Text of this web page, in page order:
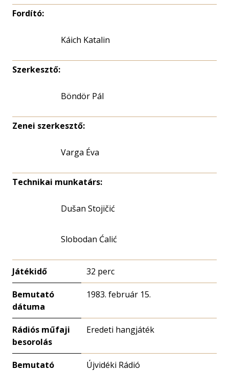
Fordító:
Káich Katalin
Szerkesztő:
Böndör Pál
Zenei szerkesztő:
Varga Éva
Technikai munkatárs:
Dušan Stojičić
Slobodan Ćalić
Játékidő 32 perc
Bemutató
dátuma
1983. február 15.
Rádiós műfaji
besorolás
Eredeti hangjáték
Bemutató
Újvidéki Rádió